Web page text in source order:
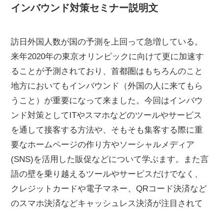
インバウンド対策セミナー説明文
訪日外国人数が国の予測を上回って急増している。
来年2020年の東京オリンピックに向けて更に加速す
ることが予測されており、首都圏はもちろんのこと
地方においてもインバウンド（外国の人に来てもら
うこと）が重要になって来ました。今回はインバウ
ンド対策としてITやスマホなどのツールやサービス
を通して接客する方法や、そもそも集客する際に重
要なホームページの作り方やソーシャルメディア
(SNS)を活用した販促などについて学ぶます。また言
語の壁を乗り越えるツールやサービスだけでなく、
クレジットカードや電子マネー、QRコード決済など
のスマホ決済などキャッシュレス決済が注目されて